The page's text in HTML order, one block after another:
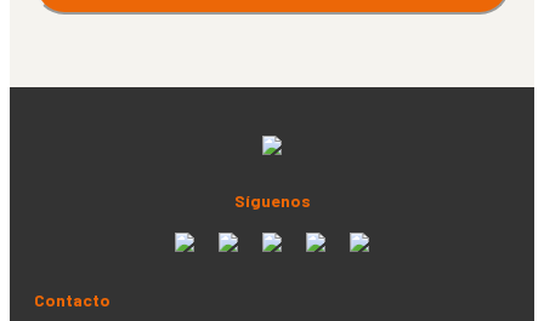
Síguenos
Contacto